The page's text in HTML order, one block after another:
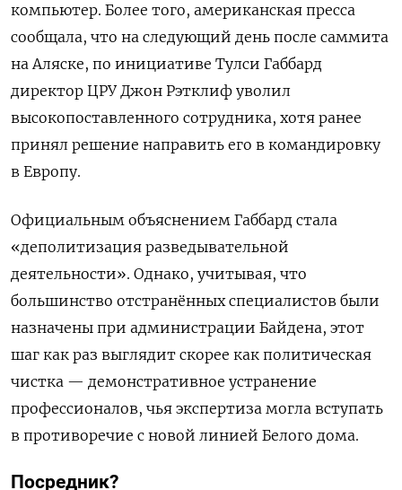
компьютер. Более того, американская пресса
сообщала, что на следующий день после саммита
на Аляске, по инициативе Тулси Габбард
директор ЦРУ Джон Рэтклиф уволил
высокопоставленного сотрудника, хотя ранее
принял решение направить его в командировку
в Европу.
Официальным объяснением Габбард стала
«деполитизация разведывательной
деятельности». Однако, учитывая, что
большинство отстранённых специалистов были
назначены при администрации Байдена, этот
шаг как раз выглядит скорее как политическая
чистка — демонстративное устранение
профессионалов, чья экспертиза могла вступать
в противоречие с новой линией Белого дома.
Посредник?